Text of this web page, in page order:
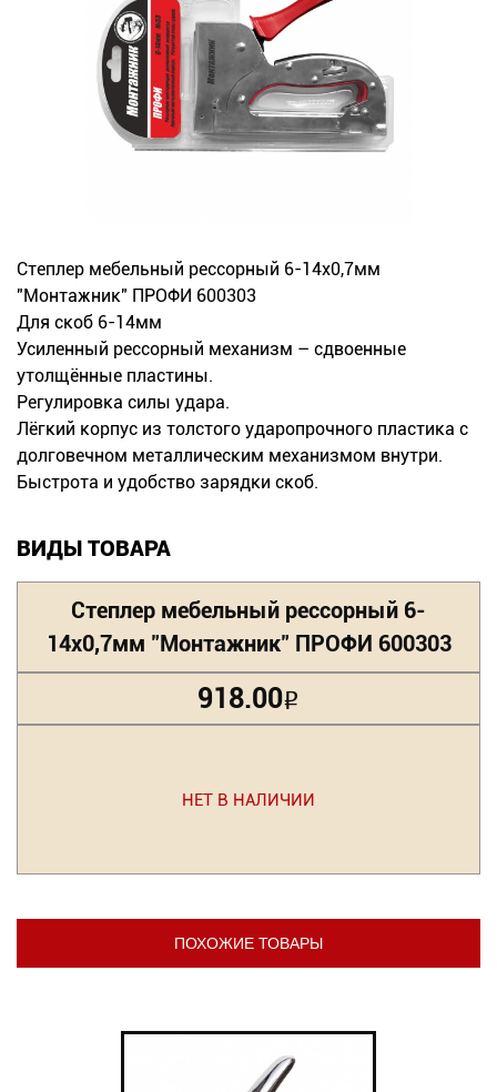
Документация
Оформление заказа
Контакты
+7
(831)
282-
01-
01
Степлер мебельный рессорный 6-14х0,7мм
"Монтажник" ПРОФИ 600303
Для скоб 6-14мм
Усиленный рессорный механизм – сдвоенные
утолщённые пластины.
Регулировка силы удара.
Лёгкий корпус из толстого ударопрочного пластика с
долговечном металлическим механизмом внутри.
Быстрота и удобство зарядки скоб.
ВИДЫ ТОВАРА
Степлер мебельный рессорный 6-
14х0,7мм "Монтажник" ПРОФИ 600303
918.00Р
НЕТ В НАЛИЧИИ
ПОХОЖИЕ ТОВАРЫ